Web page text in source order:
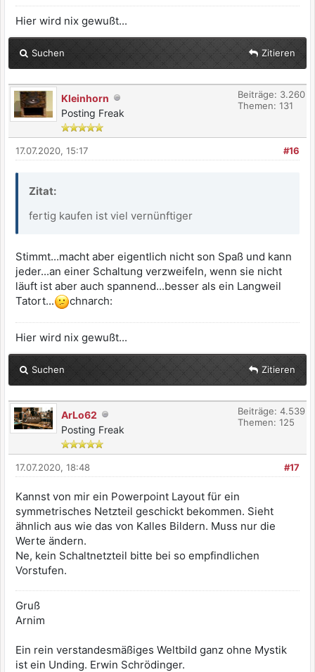
Hier wird nix gewußt...
Suchen Zitieren
Kleinhorn
Posting Freak
Beiträge: 3.260
Themen: 131
#16
17.07.2020, 15:17
Zitat:
fertig kaufen ist viel vernünftiger
Stimmt...macht aber eigentlich nicht son Spaß und kann
jeder...an einer Schaltung verzweifeln, wenn sie nicht
läuft ist aber auch spannend...besser als ein Langweil
Tatort...
chnarch:
Hier wird nix gewußt...
Suchen Zitieren
ArLo62
Posting Freak
Beiträge: 4.539
Themen: 125
#17
17.07.2020, 18:48
Kannst von mir ein Powerpoint Layout für ein
symmetrisches Netzteil geschickt bekommen. Sieht
ähnlich aus wie das von Kalles Bildern. Muss nur die
Werte ändern.
Ne, kein Schaltnetzteil bitte bei so empfindlichen
Vorstufen.
Gruß
Arnim
Ein rein verstandesmäßiges Weltbild ganz ohne Mystik
ist ein Unding. Erwin Schrödinger.